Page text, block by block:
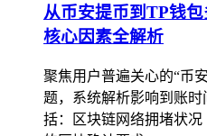
从币安提币到TP钱
核心因素全解析
聚焦用户普遍关心的“币
题，系统解析影响到账
括：区块链网络拥堵状